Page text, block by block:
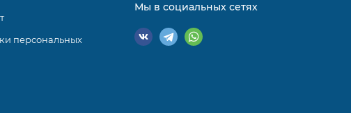
персональных
Мы в социальных сетях